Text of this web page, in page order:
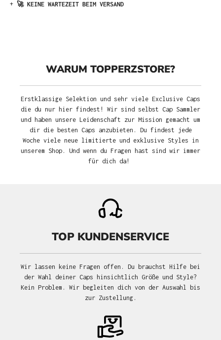
+ 🚀 KEINE WARTEZEIT BEIM VERSAND
WARUM TOPPERZSTORE?
Erstklassige Selektion und sehr viele Exclusive Caps
die du nur hier findest! Wir sind selbst Cap Sammler
und haben unsere Leidenschaft zur Mission gemacht um
dir die besten Caps anzubieten. Du findest jede
Woche viele neue limitierte und exklusive Styles in
unserem Shop. Und wenn du Fragen hast sind wir immer
für dich da!
TOP KUNDENSERVICE
Wir lassen keine Fragen offen. Du brauchst Hilfe bei
der Wahl deiner Caps hinsichtlich Größe und Style?
Kein Problem. Wir begleiten dich von der Auswahl bis
zur Zustellung.